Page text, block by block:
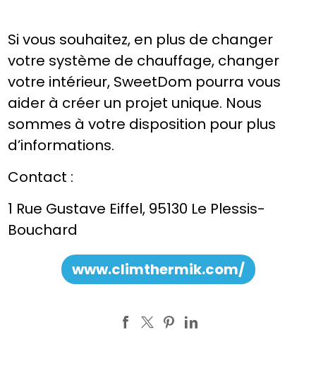
Si vous souhaitez, en plus de changer
votre système de chauffage, changer
votre intérieur, SweetDom pourra vous
aider à créer un projet unique. Nous
sommes à votre disposition pour plus
d’informations.
Contact :
1 Rue Gustave Eiffel, 95130 Le Plessis-
Bouchard
www.climthermik.com/